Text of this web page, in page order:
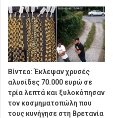
Βίντεο: Έκλεψαν χρυσές
αλυσίδες 70.000 ευρώ σε
τρία λεπτά και ξυλοκόπησαν
τον κοσμηματοπώλη που
τους κυνήγησε στη Βρετανία